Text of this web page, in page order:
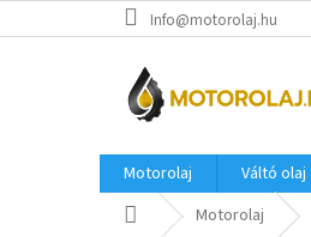
a
Info@motorolaj.hu
Motorolaj Váltó olaj
KezdőlapMotorolaj